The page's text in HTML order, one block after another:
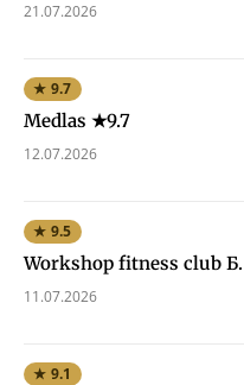
21.07.2026
★ 9.7
Medlas ★9.7
12.07.2026
★ 9.5
Workshop fitness club
11.07.2026
★ 9.1